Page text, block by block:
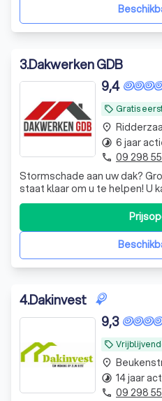
3.Dakwerken GDB
local_offer Gratis
9,4
Stormschade aan uw dak?
staat klaar om u te helpen! U
contacteren!
place
timelapse 6 jaar
phone 09 298
4.Dakinvest
local_offer
9,3
place
timelapse 14 jaar
phone 09 298